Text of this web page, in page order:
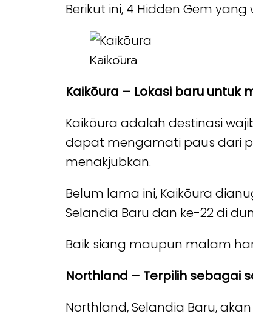
Berikut ini, 4 Hidden Gem
Kaikōura
Kaikōura – Lokasi baru
Kaikōura adalah destinasi
dapat mengamati paus dari
menakjubkan.
Belum lama ini, Kaikōura
Selandia Baru dan ke-22 di
Baik siang maupun malam
Northland – Terpilih sebagai
Northland, Selandia Baru,